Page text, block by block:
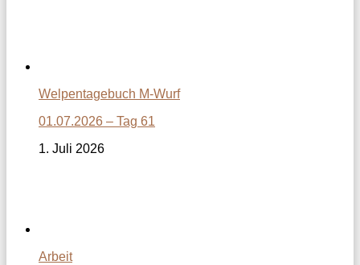
Welpentagebuch M-Wurf
01.07.2026 – Tag 61
1. Juli 2026
Arbeit